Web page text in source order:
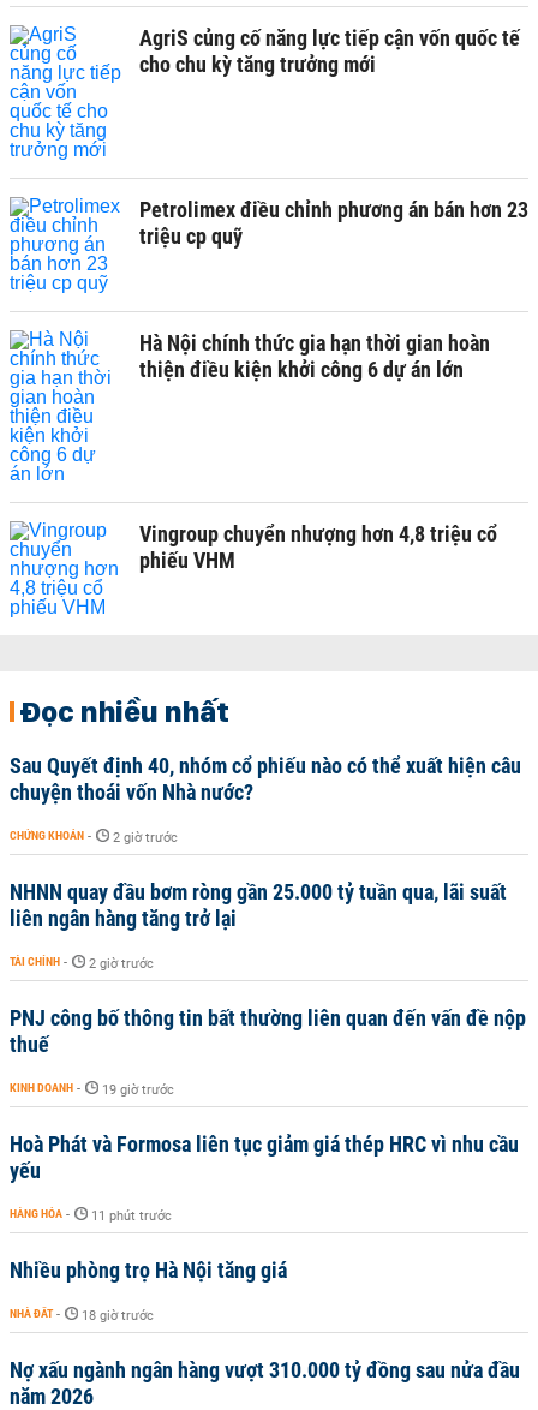
AgriS củng cố năng lực tiếp cận vốn quốc tế
cho chu kỳ tăng trưởng mới
Petrolimex điều chỉnh phương án bán hơn 23
triệu cp quỹ
Hà Nội chính thức gia hạn thời gian hoàn
thiện điều kiện khởi công 6 dự án lớn
Vingroup chuyển nhượng hơn 4,8 triệu cổ
phiếu VHM
Đọc nhiều nhất
Sau Quyết định 40, nhóm cổ phiếu nào có thể xuất hiện câu
chuyện thoái vốn Nhà nước?
CHỨNG KHOÁN - 2 giờ trước
NHNN quay đầu bơm ròng gần 25.000 tỷ tuần qua, lãi suất
liên ngân hàng tăng trở lại
TÀI CHÍNH - 2 giờ trước
PNJ công bố thông tin bất thường liên quan đến vấn đề nộp
thuế
KINH DOANH - 19 giờ trước
Hoà Phát và Formosa liên tục giảm giá thép HRC vì nhu cầu
yếu
HÀNG HÓA - 11 phút trước
Nhiều phòng trọ Hà Nội tăng giá
NHÀ ĐẤT - 18 giờ trước
Nợ xấu ngành ngân hàng vượt 310.000 tỷ đồng sau nửa đầu
năm 2026